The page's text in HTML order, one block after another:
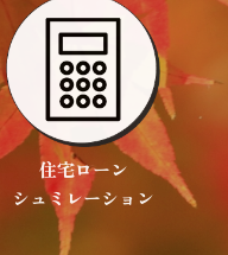
住宅ローン
シュミレーション